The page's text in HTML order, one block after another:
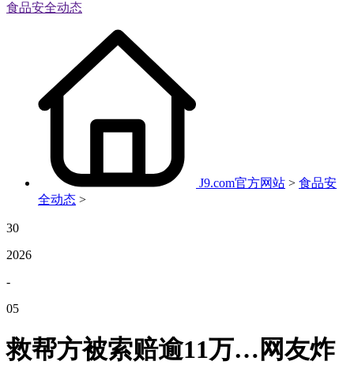
食品安全动态
J9.com官方网站 > 食品安
全动态 >
30
2026
-
05
救帮方被索赔逾11万…网友炸